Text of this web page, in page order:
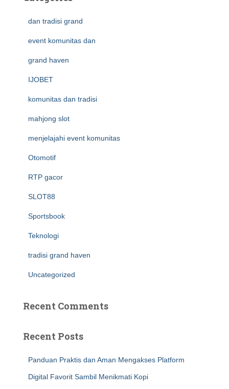
dan tradisi grand
event komunitas dan
grand haven
IJOBET
komunitas dan tradisi
mahjong slot
menjelajahi event komunitas
Otomotif
RTP gacor
SLOT88
Sportsbook
Teknologi
tradisi grand haven
Uncategorized
Recent Comments
Recent Posts
Panduan Praktis dan Aman Mengakses Platform
Digital Favorit Sambil Menikmati Kopi